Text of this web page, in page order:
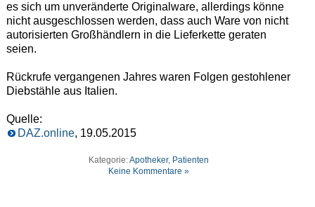
es sich um unveränderte Originalware, allerdings könne
nicht ausgeschlossen werden, dass auch Ware von nicht
autorisierten Großhändlern in die Lieferkette geraten
seien.
Rückrufe vergangenen Jahres waren Folgen gestohlener
Diebstähle aus Italien.
Quelle:
DAZ.online, 19.05.2015
Kategorie:Apotheker, Patienten
Keine Kommentare »